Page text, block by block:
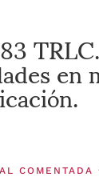
TRLC.